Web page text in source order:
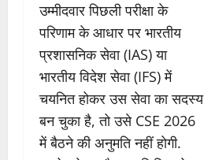
उम्मीदवार पिछली परीक्षा के
परिणाम के आधार पर भारतीय
प्रशासनिक सेवा (IAS) या
भारतीय विदेश सेवा (IFS) में
चयनित होकर उस सेवा का सदस्य
बन चुका है, तो उसे CSE 2026
में बैठने की अनुमति नहीं होगी.